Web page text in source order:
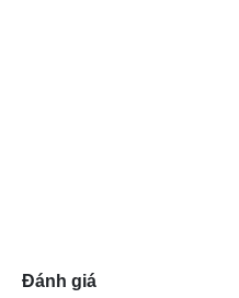
Đánh giá